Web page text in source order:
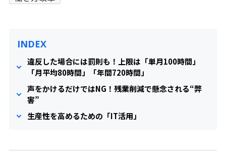
INDEX
違反した場合には罰則も！上限は「単月100時間」
「月平均80時間」「年間720時間」
声をかけるだけではNG！残業削減で懸念される“弊
害”
生産性を高めるための「IT活用」